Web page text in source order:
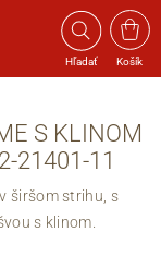
Hľadať Košík
S KLINOM
21401-11
širšom strihu, s
s klinom.